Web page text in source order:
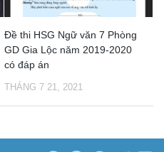
Đề thi HSG Ngữ văn 7 Phòng
GD Gia Lộc năm 2019-2020
có đáp án
THÁNG 7 21, 2021